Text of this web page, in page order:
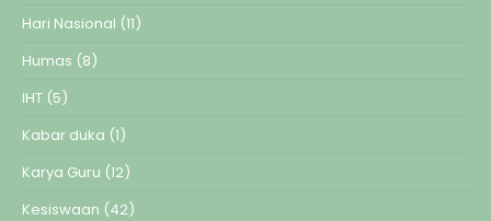
Hari Nasional (11)
Humas (8)
IHT (5)
Kabar duka (1)
Karya Guru (12)
Kesiswaan (42)